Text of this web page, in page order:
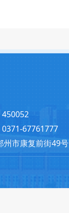
450052
0371-67761777
州市康复前街49号